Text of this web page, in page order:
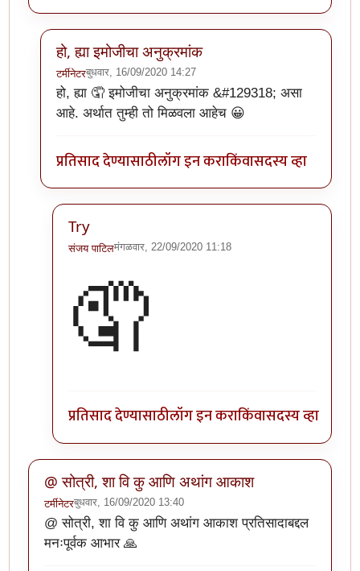
हो, ह्या इमोजीचा अनुक्रमांक
टर्मीनेटरबुधवार, 16/09/2020 14:27
In reply toही पण हल्ली बऱ्याच वेळेस वापरायला लागते.
हो, ह्या 🤦 इमोजीचा अनुक्रमांक &#129318; असा
आहे. अर्थात तुम्ही तो मिळवला आहेच 😀
प्रतिसाद देण्यासाठीलॉग इन कराकिंवासदस्य व्हा
Try
संजय पाटिलमंगळवार, 22/09/2020 11:18
🤦
प्रतिसाद देण्यासाठीलॉग इन कराकिंवासदस्य व्हा
@ सोत्री, शा वि कु आणि अथांग आकाश
टर्मीनेटरबुधवार, 16/09/2020 13:40
@ सोत्री, शा वि कु आणि अथांग आकाश प्रतिसादाबद्दल
मनःपूर्वक आभार 🙏